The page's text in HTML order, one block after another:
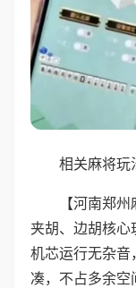
相关麻将玩
【河南郑
夹胡、边胡核
机芯运行无杂音
凑，不占多余空